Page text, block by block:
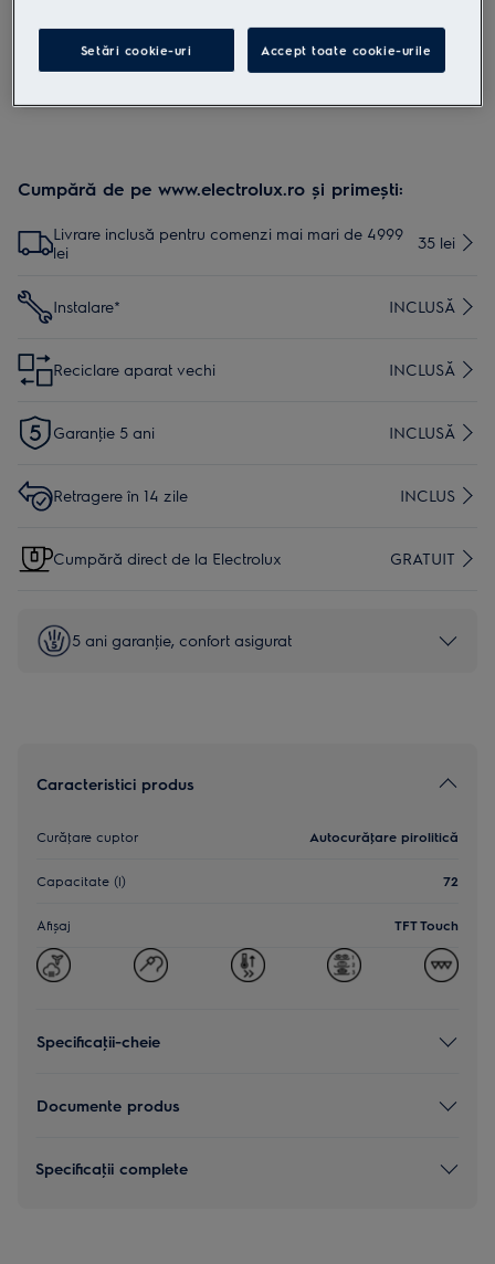
Instrucţiunile de siguranţă și avertismentele de siguranţă
conform regulamentului UE 2023/988 sunt enumerate în
capitolele 1 și 2 din manualul de utilizare. Pentru utilizarea în
Cumpără de pe www.electrolux.ro și primești:
Livrare inclusă pentru comenzi mai mari de 4999
lei
35 lei
Instalare* INCLUSĂ
Reciclare aparat vechi INCLUSĂ
Garanţie 5 ani INCLUSĂ
Retragere în 14 zile INCLUS
Cumpără direct de la Electrolux GRATUIT
5 ani garanţie, confort asigurat
Caracteristici produs
Curăţare cuptor Autocurăţare pirolitică
Capacitate (l) 72
Afișaj TFT Touch
Specificaţii-cheie
Documente produs
Specificaţii complete
Setări cookie-uri Accept toate cookie-urile